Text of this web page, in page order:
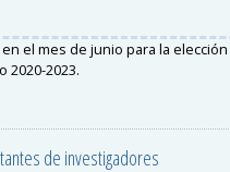
el mes de junio para la
2020-2023.
de investigadores